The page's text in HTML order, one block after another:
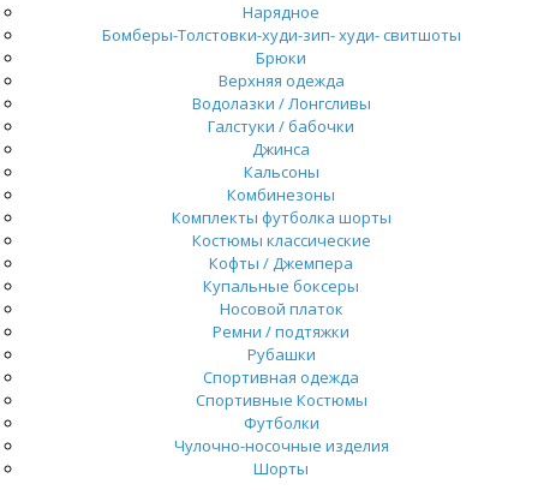
Нарядное
Бомберы-Толстовки-худи-зип- худи- свитшоты
Брюки
Верхняя одежда
Водолазки / Лонгсливы
Галстуки / бабочки
Джинса
Кальсоны
Комбинезоны
Комплекты футболка шорты
Костюмы классические
Кофты / Джемпера
Купальные боксеры
Носовой платок
Ремни / подтяжки
Рубашки
Спортивная одежда
Спортивные Костюмы
Футболки
Чулочно-носочные изделия
Шорты